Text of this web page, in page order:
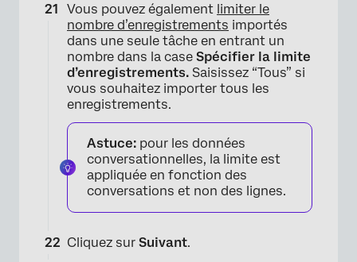
Vous pouvez également limiter le
nombre d’enregistrements importés
dans une seule tâche en entrant un
nombre dans la case Spécifier la limite
d’enregistrements. Saisissez “Tous” si
vous souhaitez importer tous les
enregistrements.
Astuce: pour les données
conversationnelles, la limite est
appliquée en fonction des
conversations et non des lignes.
Cliquez sur Suivant.